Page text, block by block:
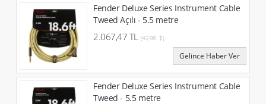
Fender Deluxe Series Instrument Cable
Tweed Açılı - 5.5 metre
2.067,47 TL (42,98 $)
Gelince Haber Ver
Fender Deluxe Series Instrument Cable
Tweed - 5.5 metre